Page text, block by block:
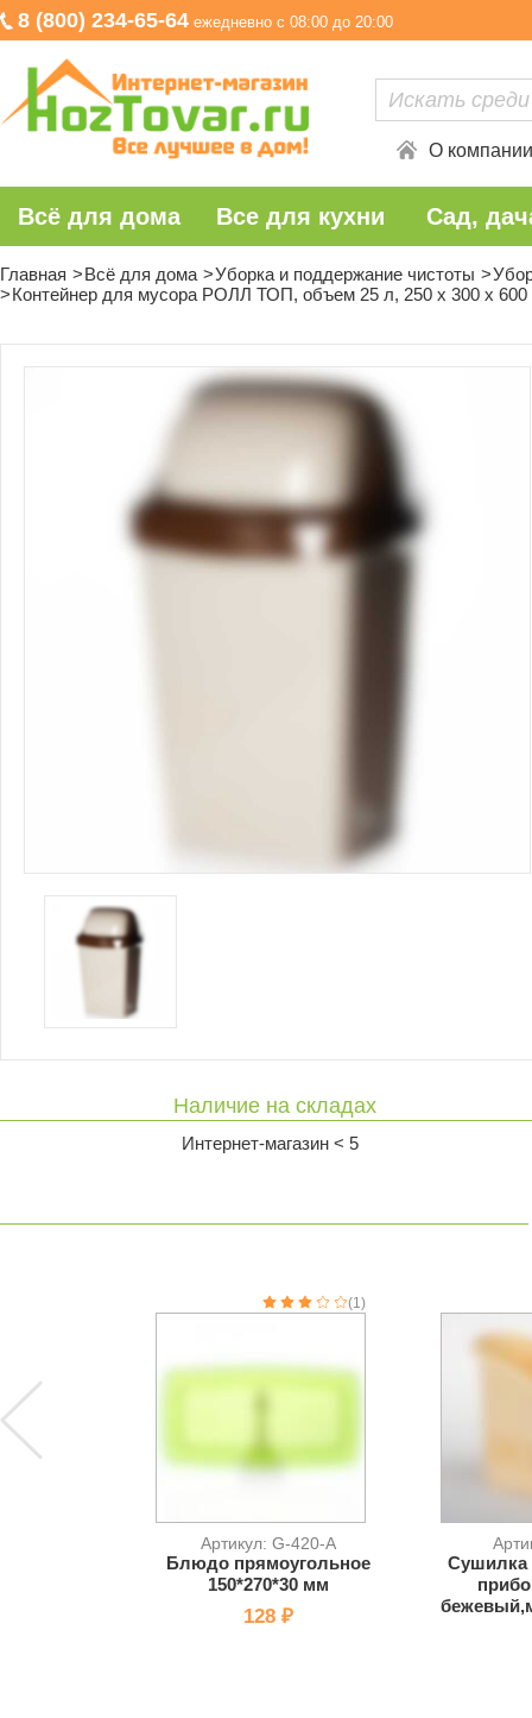
8 (800) 234-65-64 ежедневно с 08:00 до 20:00
О компании
Всё для дома Все для кухни Сад,
Главная Всё для дома Уборка и поддержание чистоты
Контейнер для мусора РОЛЛ ТОП, объем 25 л, 250 х 300 х
Наличие на складах
Интернет-магазин < 5
(1)
Артикул: G-420-A
Блюдо прямоугольное
150*270*30 мм
128 ₽
Сушилка